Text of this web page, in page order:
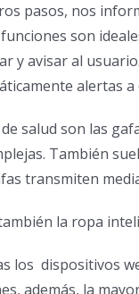
pasos, nos
son
y avisar al
alertas
salud son las
También
transmiten
la ropa
los dispositivos
además, la